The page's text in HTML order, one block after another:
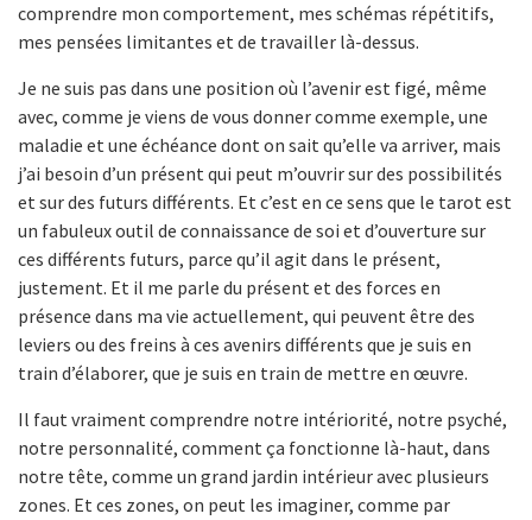
comprendre mon comportement, mes schémas répétitifs,
mes pensées limitantes et de travailler là-dessus.
Je ne suis pas dans une position où l’avenir est figé, même
avec, comme je viens de vous donner comme exemple, une
maladie et une échéance dont on sait qu’elle va arriver, mais
j’ai besoin d’un présent qui peut m’ouvrir sur des possibilités
et sur des futurs différents. Et c’est en ce sens que le tarot est
un fabuleux outil de connaissance de soi et d’ouverture sur
ces différents futurs, parce qu’il agit dans le présent,
justement. Et il me parle du présent et des forces en
présence dans ma vie actuellement, qui peuvent être des
leviers ou des freins à ces avenirs différents que je suis en
train d’élaborer, que je suis en train de mettre en œuvre.
Il faut vraiment comprendre notre intériorité, notre psyché,
notre personnalité, comment ça fonctionne là-haut, dans
notre tête, comme un grand jardin intérieur avec plusieurs
zones. Et ces zones, on peut les imaginer, comme par